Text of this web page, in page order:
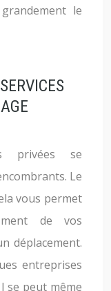
le
privées se
Le
vous permet
de vos
déplacement.
entreprises
se peut même